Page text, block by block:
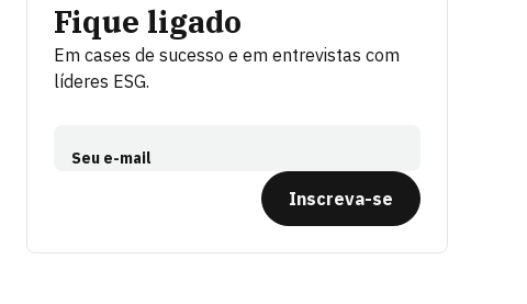
Fique ligado
Em cases de sucesso e em entrevistas com
líderes ESG.
Seu e-mail
Inscreva-se